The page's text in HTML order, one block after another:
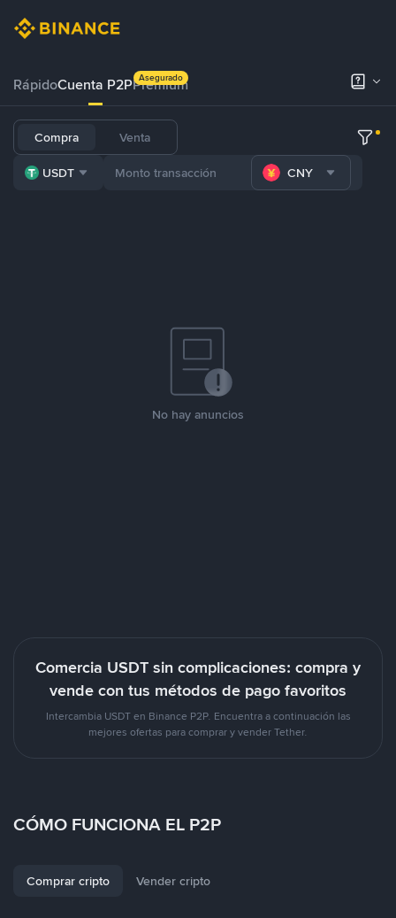
RápidoCuenta P2PPrémium
Asegurado
Compra Venta
USDT CNY
No hay anuncios
Comercia USDT sin complicaciones: compra y
vende con tus métodos de pago favoritos
Intercambia USDT en Binance P2P. Encuentra a continuación las
mejores ofertas para comprar y vender Tether.
CÓMO FUNCIONA EL P2P
Comprar cripto Vender cripto